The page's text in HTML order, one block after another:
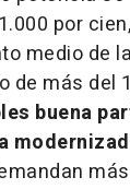
por
medio de
de más del
buena